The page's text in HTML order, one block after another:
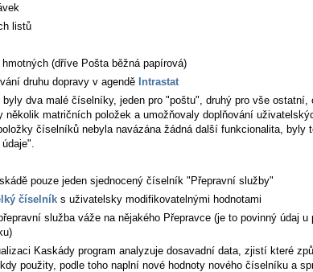
listů
(dříve Pošta běžná papírová)
druhu dopravy v agendě Intrastat
byly dva malé číselníky, jeden pro "poštu", druhý pro vše
několik matričních položek a umožňovaly doplňování
číselníků nebyla navázána žádná další funkcionalita, byly
pouze jeden sjednocený číselník "Přepravní služby"
číselník s uživatelsky modifikovatelnými hodnotami
služba váže na nějakého Přepravce (je to povinný údaj u
Kaskády program analyzuje dosavadní data, zjistí které
použity, podle toho naplní nové hodnoty nového číselníku a